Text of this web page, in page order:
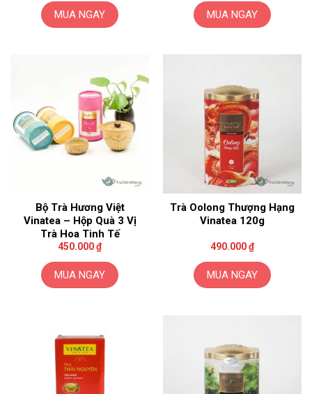
MUA NGAY MUA NGAY
nhiều
biến
thể.
Các
tùy
chọn
có
thể
được
chọn
trang
Bộ Trà Hương Việt
Vinatea – Hộp Quà 3 Vị
Trà Hoa Tinh Tế
450.000₫
MUA NGAY
Trà Oolong Thượng Hạng
Vinatea 120g
490.000₫
MUA NGAY